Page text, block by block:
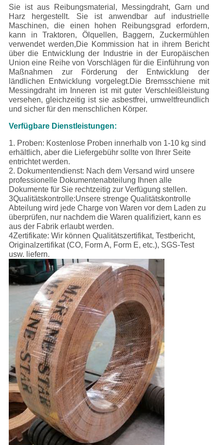
Sie ist aus Reibungsmaterial, Messingdraht, Garn und
Harz hergestellt. Sie ist anwendbar auf industrielle
Maschinen, die einen hohen Reibungsgrad erfordern,
kann in Traktoren, Ölquellen, Baggern, Zuckermühlen
verwendet werden,Die Kommission hat in ihrem Bericht
über die Entwicklung der Industrie in der Europäischen
Union eine Reihe von Vorschlägen für die Einführung von
Maßnahmen zur Förderung der Entwicklung der
ländlichen Entwicklung vorgelegt.Die Bremsschiene mit
Messingdraht im Inneren ist mit guter Verschleißleistung
versehen, gleichzeitig ist sie asbestfrei, umweltfreundlich
und sicher für den menschlichen Körper.
Verfügbare Dienstleistungen:
1. Proben: Kostenlose Proben innerhalb von 1-10 kg sind
erhältlich, aber die Liefergebühr sollte von Ihrer Seite
entrichtet werden.
2. Dokumentendienst: Nach dem Versand wird unsere
professionelle Dokumentenabteilung Ihnen alle
Dokumente für Sie rechtzeitig zur Verfügung stellen.
3Qualitätskontrolle:Unsere strenge Qualitätskontrolle
Abteilung wird jede Charge von Waren vor dem Laden zu
überprüfen, nur nachdem die Waren qualifiziert, kann es
aus der Fabrik erlaubt werden.
4Zertifikate: Wir können Qualitätszertifikat, Testbericht,
Originalzertifikat (CO, Form A, Form E, etc.), SGS-Test
usw. liefern.